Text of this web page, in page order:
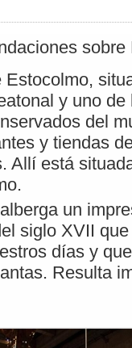
sobre
y uno de
del
y tiendas
Allí está
un
siglo XVII
días y
Resulta